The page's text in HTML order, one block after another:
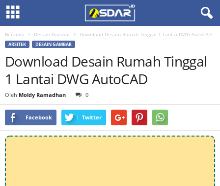
Beranda Desain Gambar Download Desain Rumah Tinggal 1 Lantai DWG AutoCAD
ARSITEK DESAIN GAMBAR
Download Desain Rumah Tinggal
1 Lantai DWG AutoCAD
Oleh Moldy Ramadhan 0
Facebook Twitter